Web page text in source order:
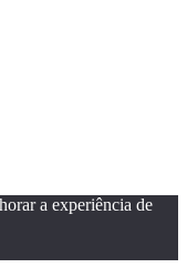
a experiência de